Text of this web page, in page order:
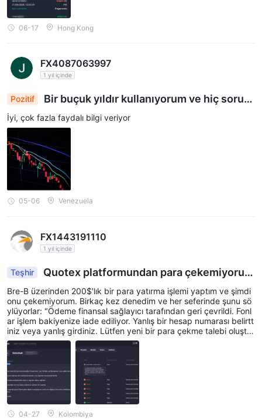
06-17 Hong Kong
FX4087063997
1 yıl içinde
Pozitif
Bir buçuk yıldır kullanıyorum ve hiç sorun
yaşamadım
İyi, çok fazla faydalı bilgi veriyor
05-06 Venezuela
FX1443191110
1 yıl içinde
Teşhir
Quotex platformundan para çekemiyoru
m.
Bre-B üzerinden 200$'lık bir para yatırma işlemi yaptım ve şimdi
onu çekemiyorum. Birkaç kez denedim ve her seferinde şunu sö
ylüyorlar: "Ödeme finansal sağlayıcı tarafından geri çevrildi. Fonl
ar işlem bakiyenize iade ediliyor. Yanlış bir hesap numarası belirtt
iniz veya yanlış girdiniz. Lütfen yeni bir para çekme talebi oluştur
un ve geçerli bilgileri girin. Hesap numarasını bankanızdan kontr
ol edebilirsiniz. Lütfen formun yalnızca rakamlar kullanılarak dold
urulması gerektiğini unutmayın (başka semboller, virgüller vb. yo
k)." Görünüşe göre parayı iade etmek istemiyorlar.
04-27 Kolombiya